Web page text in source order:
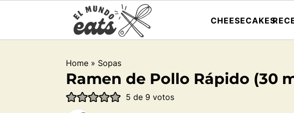
CHEESECAKES
Home » Sopas
Ramen de Pollo Rápido (30
5 de 9 votos